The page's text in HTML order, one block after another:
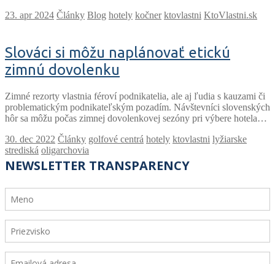
Články Blog hotely kočner ktovlastni KtoVlastni.sk
Slováci si môžu naplánovať etickú
zimnú dovolenku
Zimné rezorty vlastnia féroví podnikatelia, ale aj ľudia s kauzami či
problematickým podnikateľským pozadím. Návštevníci slovenských
hôr sa môžu počas zimnej dovolenkovej sezóny pri výbere hotela…
Články golfové centrá hotely ktovlastni lyžiarske
strediská oligarchovia